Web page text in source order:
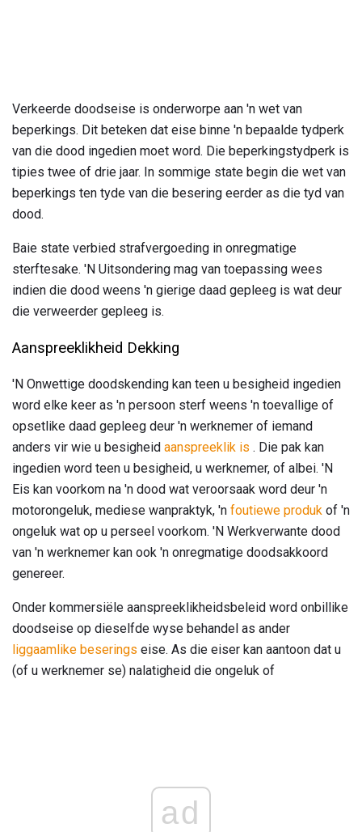
Verkeerde doodseise is onderworpe aan 'n wet van
beperkings. Dit beteken dat eise binne 'n bepaalde tydperk
van die dood ingedien moet word. Die beperkingstydperk is
tipies twee of drie jaar. In sommige state begin die wet van
beperkings ten tyde van die besering eerder as die tyd van
dood.
Baie state verbied strafvergoeding in onregmatige
sterftesake. 'N Uitsondering mag van toepassing wees
indien die dood weens 'n gierige daad gepleeg is wat deur
die verweerder gepleeg is.
Aanspreeklikheid Dekking
'N Onwettige doodskending kan teen u besigheid ingedien
word elke keer as 'n persoon sterf weens 'n toevallige of
opsetlike daad gepleeg deur 'n werknemer of iemand
anders vir wie u besigheid aanspreeklik is . Die pak kan
ingedien word teen u besigheid, u werknemer, of albei. 'N
Eis kan voorkom na 'n dood wat veroorsaak word deur 'n
motorongeluk, mediese wanpraktyk, 'n foutiewe produk of 'n
ongeluk wat op u perseel voorkom. 'N Werkverwante dood
van 'n werknemer kan ook 'n onregmatige doodsakkoord
genereer.
Onder kommersiële aanspreeklikheidsbeleid word onbillike
doodseise op dieselfde wyse behandel as ander
liggaamlike beserings eise. As die eiser kan aantoon dat u
(of u werknemer se) nalatigheid die ongeluk of
ad